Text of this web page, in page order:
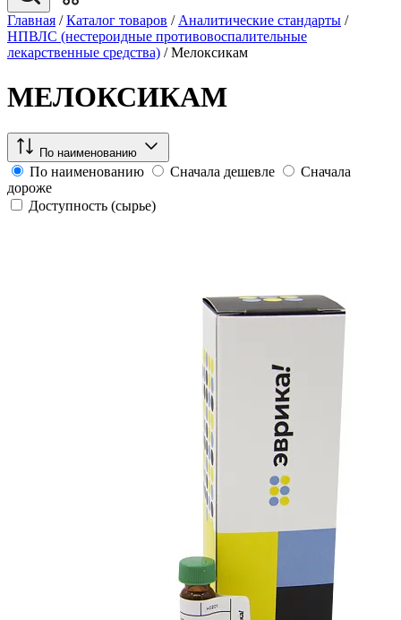
Главная / Каталог товаров / Аналитические стандарты /
НПВЛС (нестероидные противовоспалительные
лекарственные средства) / Мелоксикам
МЕЛОКСИКАМ
По наименованию
По наименованию Сначала дешевле
Сначала
дороже
Доступность (сырье)